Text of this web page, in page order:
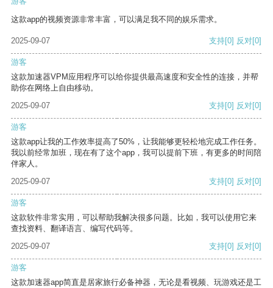
这款app的视频资源非常丰富，可以满足我不同的娱乐需求。
2025-09-07 支持[0] 反对[0]
游客
这款加速器VPM应用程序可以给你提供最高速度和安全性的连接，并帮
助你在网络上自由移动。
2025-09-07
支持[0] 反对[0]
游客
这款app让我的工作效率提高了50%，让我能够更轻松地完成工作任务。
我以前经常加班，现在有了这个app，我可以提前下班，有更多的时间陪
伴家人。
2025-09-07
支持[0] 反对[0]
游客
这款软件非常实用，可以帮助我解决很多问题。比如，我可以使用它来
查找资料、翻译语言、编写代码等。
2025-09-07
支持[0] 反对[0]
游客
这款加速器app简直是居家旅行必备神器，无论是看视频、玩游戏还是工